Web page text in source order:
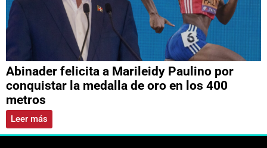
Abinader felicita a Marileidy Paulino por
conquistar la medalla de oro en los 400
metros
Leer más